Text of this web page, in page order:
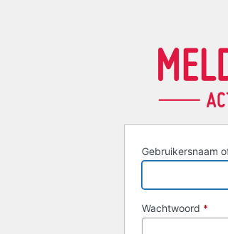
Gebruikersnaam
Wachtwoord *